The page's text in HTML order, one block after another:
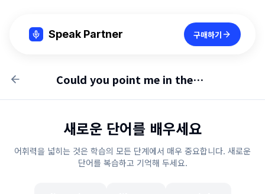
Speak Partner 구매하기
Could you point me in the right direction?
새로운 단어를 배우세요
어휘력을 넓히는 것은 학습의 모든 단계에서 매우 중요합니다. 새로운
단어를 복습하고 기억해 두세요.